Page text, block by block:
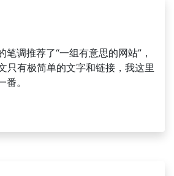
调推荐了“一组有意思的网站”，
只有极简单的文字和链接，我这里
。